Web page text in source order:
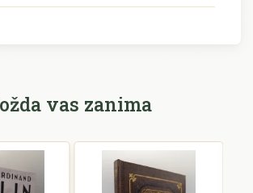
vas zanima